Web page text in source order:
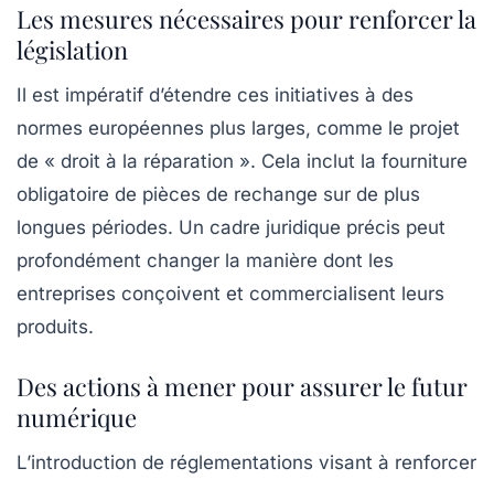
Les mesures nécessaires pour renforcer la
législation
Il est impératif d’étendre ces initiatives à des
normes européennes plus larges, comme le projet
de « droit à la réparation ». Cela inclut la fourniture
obligatoire de pièces de rechange sur de plus
longues périodes. Un cadre juridique précis peut
profondément changer la manière dont les
entreprises conçoivent et commercialisent leurs
produits.
Des actions à mener pour assurer le futur
numérique
L’introduction de réglementations visant à renforcer